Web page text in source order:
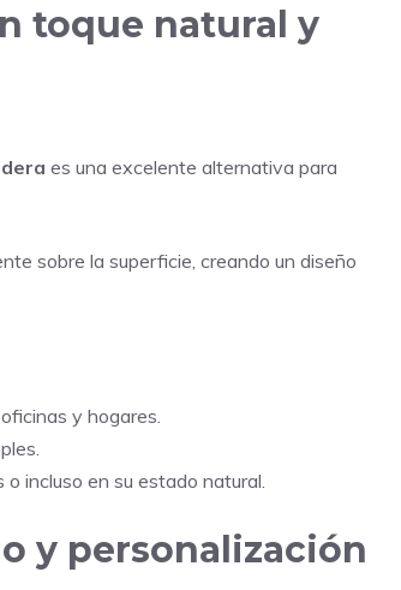
toque natural y
es una excelente alternativa para
sobre la superficie, creando un diseño
y hogares.
incluso en su estado natural.
y personalización